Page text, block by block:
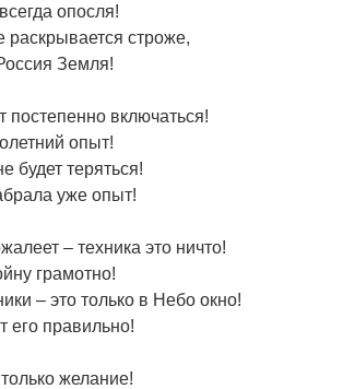
опосля!
раскрывается строже,
Земля!
постепенно включаться!
опыт!
будет теряться!
уже опыт!
– техника это ничто!
грамотно!
– это только в Небо окно!
его правильно!
желание!